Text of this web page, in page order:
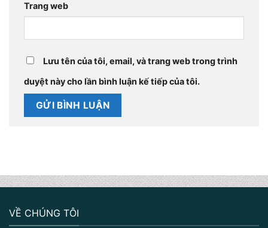
Trang web
Lưu tên của tôi, email, và trang web trong trình
duyệt này cho lần bình luận kế tiếp của tôi.
VỀ CHÚNG TÔI